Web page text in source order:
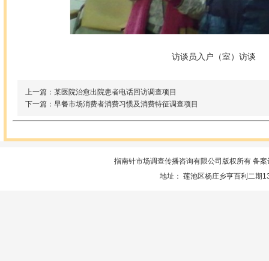
访谈员入户（室）访谈
上一篇：某医院治愈出院患者电话回访调查项目
下一篇：早餐市场消费者消费习惯及消费特征调查项目
指南针市场调查传播咨询有限公司版权所有 备案
地址： 莲池区杨庄乡亨百利二